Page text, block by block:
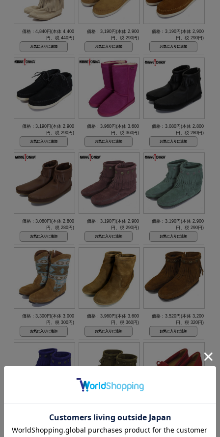
価格：4,840円(本体 4,400
円、税 440円)
価格：3,190円(本体 2,900
円、税 290円)
価格：3,190円(本体 2,900
円、税 290円)
価格：3,190円(本体 2,900
円、税 290円)
価格：3,960円(本体 3,600
円、税 360円)
価格：3,080円(本体 2,800
円、税 280円)
価格：3,080円(本体 2,800
円、税 280円)
価格：3,190円(本体 2,900
円、税 290円)
価格：3,190円(本体 2,900
円、税 290円)
価格：3,300円(本体 3,000
円、税 300円)
価格：3,960円(本体 3,600
円、税 360円)
価格：3,520円(本体 3,200
円、税 320円)
円、税 290円)
円、税 290円)